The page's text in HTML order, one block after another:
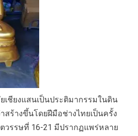
เชียงแสนเป็นประติมากรรมในดิน
ร้างขึ้นโดยฝีมือช่างไทยเป็นครั้ง
วรรษที่ 16-21 มีปรากฏแพร่หลาย